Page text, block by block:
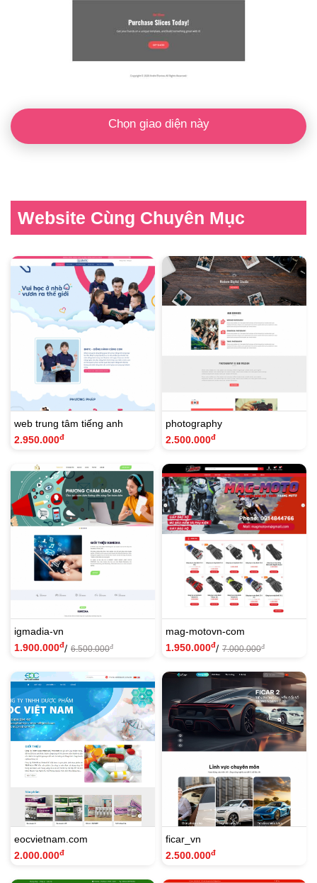
Chọn giao diện này
Website Cùng Chuyên Mục
web trung tâm tiếng anh
2.950.000đ
photography
2.500.000đ
igmadia-vn
1.900.000đ/ 6.500.000đ
mag-motovn-com
1.950.000đ/ 7.000.000đ
eocvietnam.com
2.000.000đ
ficar_vn
2.500.000đ